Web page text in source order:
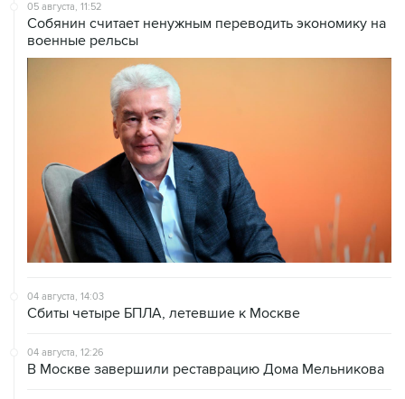
05 августа, 11:52
Собянин считает ненужным переводить экономику на
военные рельсы
04 августа, 14:03
Сбиты четыре БПЛА, летевшие к Москве
04 августа, 12:26
В Москве завершили реставрацию Дома Мельникова